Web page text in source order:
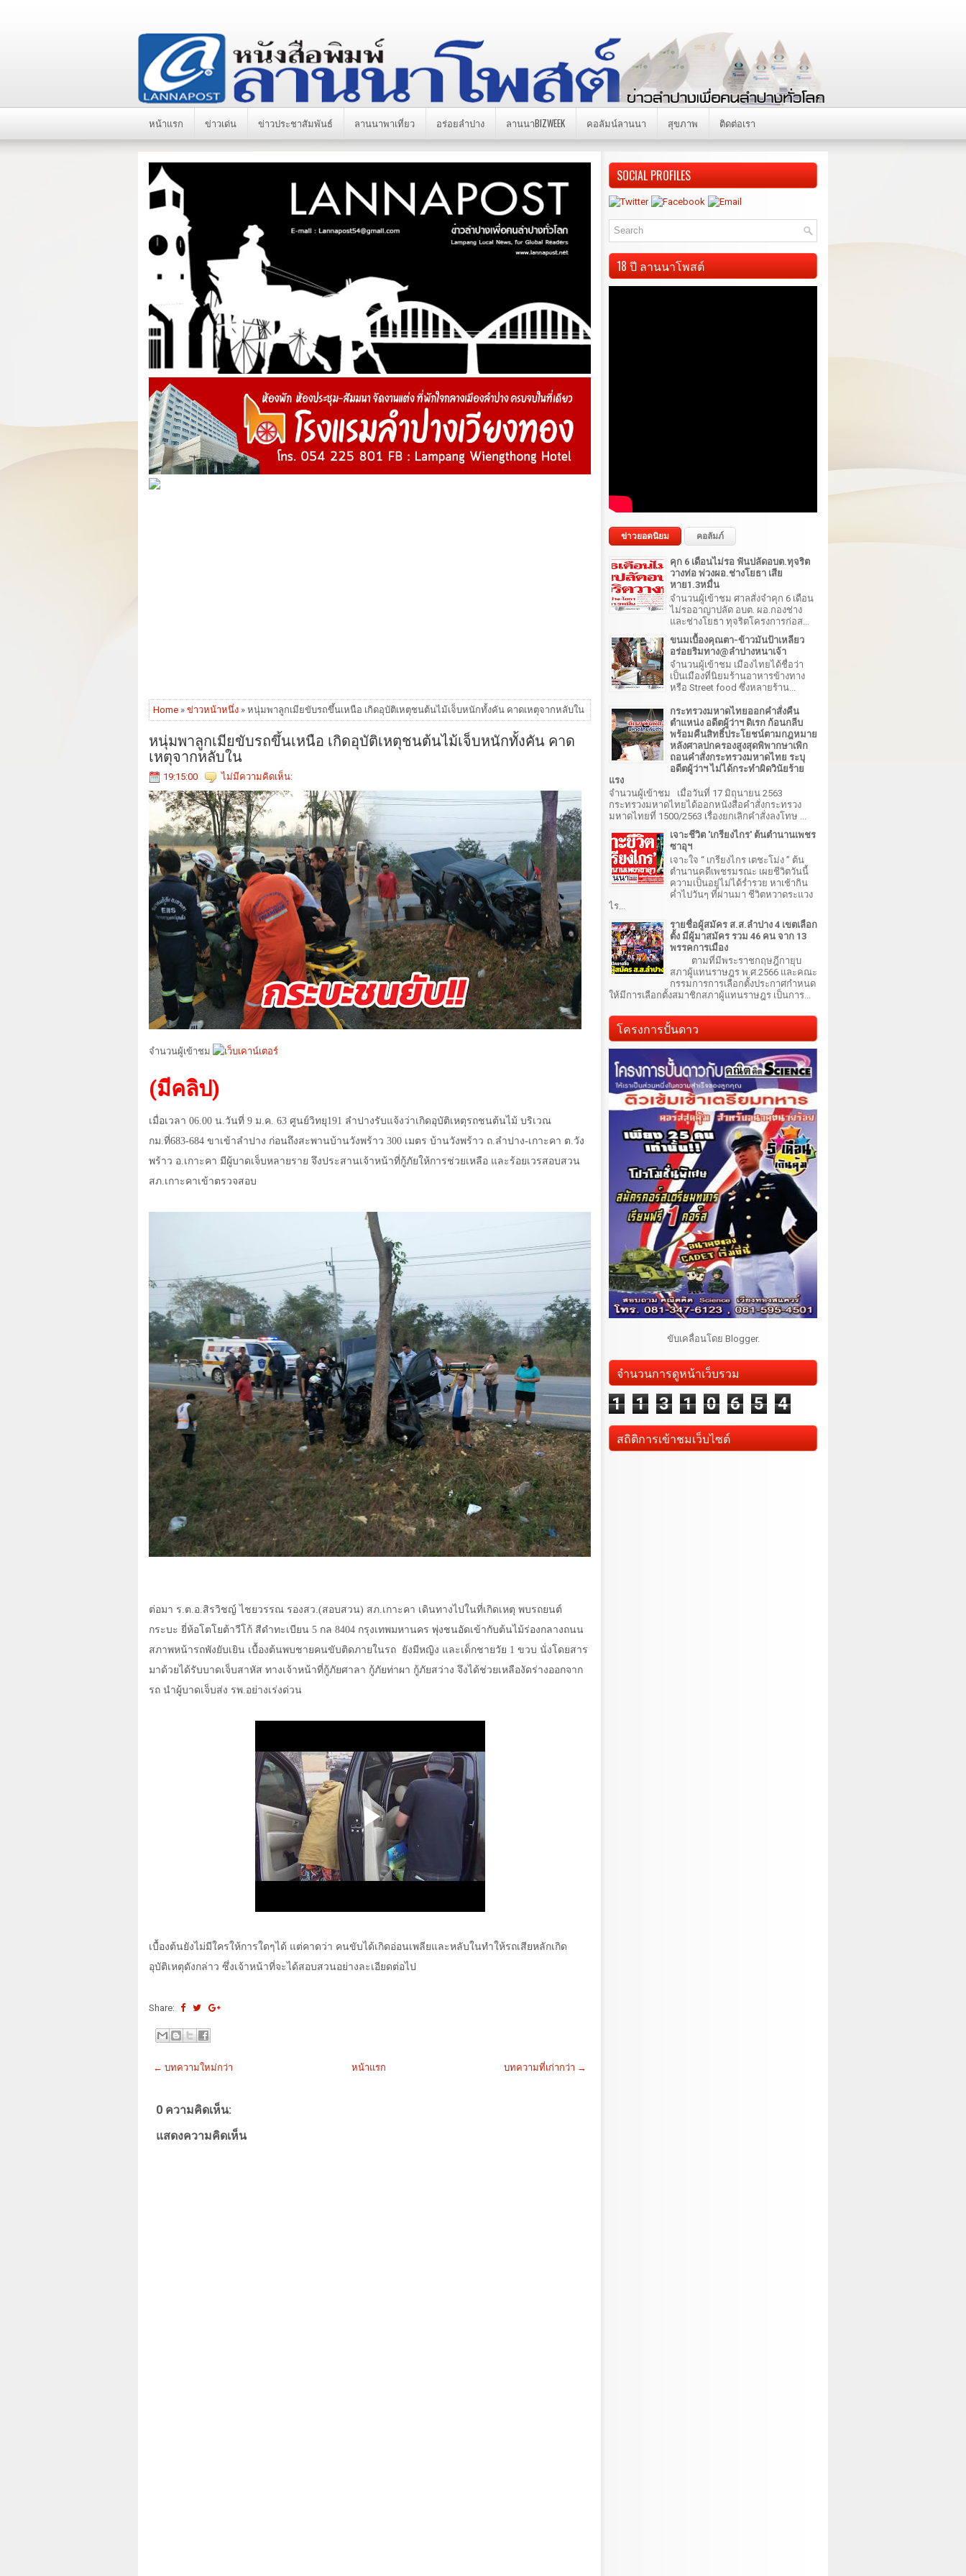
หน้าแรก ข่าวเด่น ข่าวประชาสัมพันธ์ ลานนาพาเที่ยว อร่อยลำปาง ลานนาBIZWEEK คอลัมน์ลานนา สุขภาพ ติดต่อเรา
Home » ข่าวหน้าหนึ่ง » หนุ่มพาลูกเมียขับรถขึ้นเหนือ เกิดอุบัติเหตุชนต้นไม้เจ็บหนักทั้งคัน คาดเหตุจากหลับใน
หนุ่มพาลูกเมียขับรถขึ้นเหนือ เกิดอุบัติเหตุชนต้นไม้เจ็บหนักทั้งคัน คาด
เหตุจากหลับใน
19:15:00 ไม่มีความคิดเห็น:
จำนวนผู้เข้าชม
(มีคลิป)
เมื่อเวลา 06.00 น.วันที่ 9 ม.ค. 63 ศูนย์วิทยุ191 ลำปางรับแจ้งว่าเกิดอุบัติเหตุรถชนต้นไม้ บริเวณ
กม.ที่683-684 ขาเข้าลำปาง ก่อนถึงสะพานบ้านวังพร้าว 300 เมตร บ้านวังพร้าว ถ.ลำปาง-เกาะคา ต.วัง
พร้าว อ.เกาะคา มีผู้บาดเจ็บหลายราย จึงประสานเจ้าหน้าที่กู้ภัยให้การช่วยเหลือ และร้อยเวรสอบสวน
สภ.เกาะคาเข้าตรวจสอบ
ต่อมา ร.ต.อ.สิรวิชญ์ ไชยวรรณ รองสว.(สอบสวน) สภ.เกาะคา เดินทางไปในที่เกิดเหตุ พบรถยนต์
กระบะ ยี่ห้อโตโยต้าวีโก้ สีดำทะเบียน 5 กล 8404 กรุงเทพมหานคร พุ่งชนอัดเข้ากับต้นไม้ร่องกลางถนน
สภาพหน้ารถพังยับเยิน เบื้องต้นพบชายคนขับติดภายในรถ ยังมีหญิง และเด็กชายวัย 1 ขวบ นั่งโดยสาร
มาด้วยได้รับบาดเจ็บสาหัส ทางเจ้าหน้าที่กู้ภัยศาลา กู้ภัยท่าผา กู้ภัยสว่าง จึงได้ช่วยเหลืองัดร่างออกจาก
รถ นำผู้บาดเจ็บส่ง รพ.อย่างเร่งด่วน
เบื้องต้นยังไม่มีใครให้การใดๆได้ แต่คาดว่า คนขับได้เกิดอ่อนเพลียและหลับในทำให้รถเสียหลักเกิด
อุบัติเหตุดังกล่าว ซึ่งเจ้าหน้าที่จะได้สอบสวนอย่างละเอียดต่อไป
Share:
← บทความใหม่กว่า บทความที่เก่ากว่า →
หน้าแรก
0 ความคิดเห็น:
แสดงความคิดเห็น
SOCIAL PROFILES
18 ปี ลานนาโพสต์
ข่าวยอดนิยม คอลัมภ์
คุก 6 เดือนไม่รอ ฟันปลัดอบต.ทุจริต
วางท่อ พ่วงผอ.ช่างโยธา เสีย
หาย1.3หมื่น
จำนวนผู้เข้าชม ศาลสั่งจำคุก 6 เดือน
ไม่รออาญาปลัด อบต. ผอ.กองช่าง
และช่างโยธา ทุจริตโครงการก่อส...
ขนมเบื้องคุณตา-ข้าวมันป้าเหลียว
อร่อยริมทาง@ลำปางหนาเจ้า
จำนวนผู้เข้าชม เมืองไทยได้ชื่อว่า
เป็นเมืองที่นิยมร้านอาหารข้างทาง
หรือ Street food ซึ่งหลายร้าน...
กระทรวงมหาดไทยออกคำสั่งคืน
ตำแหน่ง อดีตผู้ว่าฯ ดิเรก ก้อนกลีบ
พร้อมคืนสิทธิ์ประโยชน์ตามกฎหมาย
หลังศาลปกครองสูงสุดพิพากษาเพิก
ถอนคำสั่งกระทรวงมหาดไทย ระบุ
อดีตผู้ว่าฯ ไม่ได้กระทำผิดวินัยร้าย
แรง
จำนวนผู้เข้าชม เมื่อวันที่ 17 มิถุนายน 2563
กระทรวงมหาดไทยได้ออกหนังสือคำสั่งกระทรวง
มหาดไทยที่ 1500/2563 เรื่องยกเลิกคำสั่งลงโทษ ...
เจาะชีวิต 'เกรียงไกร' ต้นตำนานเพชร
ซาอุฯ
เจาะใจ “ เกรียงไกร เตชะโม่ง ” ต้น
ตำนานคดีเพชรมรณะ เผยชีวิตวันนี้
ความเป็นอยู่ไม่ได้ร่ำรวย หาเช้ากิน
ค่ำไปวันๆ ที่ผ่านมา ชีวิตหวาดระแวง
ไร...
รายชื่อผู้สมัคร ส.ส.ลำปาง 4 เขตเลือก
ตั้ง มีผู้มาสมัคร รวม 46 คน จาก 13
พรรคการเมือง
ตามที่มีพระราชกฤษฎีกายุบ
สภาผู้แทนราษฎร พ.ศ.2566 และคณะ
กรรมการการเลือกตั้งประกาศกำหนด
ให้มีการเลือกตั้งสมาชิกสภาผู้แทนราษฎร เป็นการ...
โครงการปั้นดาว
ขับเคลื่อนโดย Blogger.
จำนวนการดูหน้าเว็บรวม
1 1 3 1 0 6 5 4
สถิติการเข้าชมเว็บไซต์